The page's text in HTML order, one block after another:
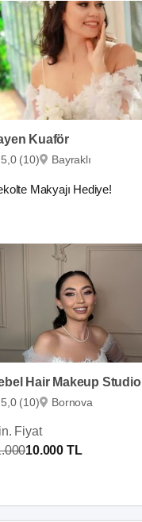
Kuaför
5,0 (10) Bayraklı
Makyajı Hediye!
Hair Makeup Studio
5,0 (10) Bornova
Fiyat
10.000 TL